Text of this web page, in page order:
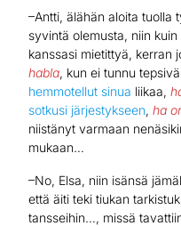
–Antti, älähän aloita tuolla
syvintä olemusta, niin
kanssasi mietittyä, kerran
habla, kun ei tunnu
hemmotellut sinua liikaa,
sotkusi järjestykseen, ha
niistänyt varmaan
mukaan…
–No, Elsa, niin isänsä
että äiti teki tiukan
tansseihin…, missä